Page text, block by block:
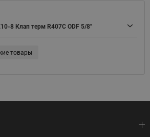
8 Клап терм R407С ODF 5/8"
товары